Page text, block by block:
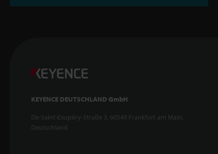
KEYENCE DEUTSCHLAND GmbH
De-Saint-Exupéry-Straße 3, 60549 Frankfurt am Main,
Deutschland